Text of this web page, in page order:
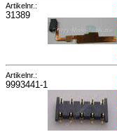
Artikelnr.:
31389
Artikelnr.:
9993441-1